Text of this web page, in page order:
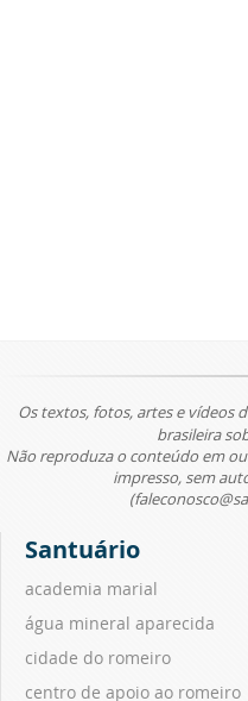
Os textos, fotos, artes e vídeos
brasileira
Não reproduza o conteúdo em
impresso, sem
Santuário
academia marial
água mineral aparecida
cidade do romeiro
centro de apoio ao romeiro